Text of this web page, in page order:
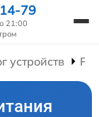
79
21:00
устройств